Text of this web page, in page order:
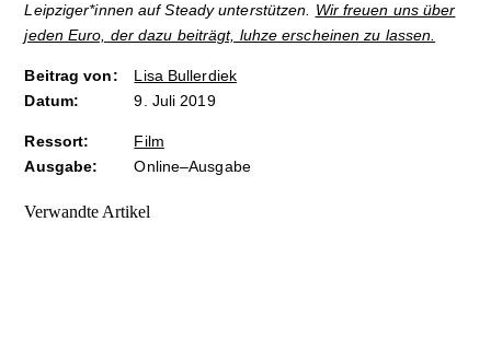
Leipziger*innen auf Steady unterstützen. Wir freuen uns über
jeden Euro, der dazu beiträgt, luhze erscheinen zu lassen.
Beitrag von:
Lisa Bullerdiek
Datum:
9. Juli 2019
Ressort:
Film
Ausgabe:
Online–Ausgabe
Verwandte Artikel